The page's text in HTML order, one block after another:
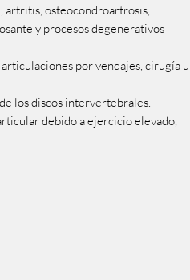
artritis, osteocondroartrosis,
y procesos degenerativos
por vendajes, cirugía u
los discos intervertebrales.
debido a ejercicio elevado,